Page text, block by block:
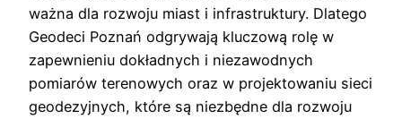
ważna dla rozwoju miast i infrastruktury. Dlatego
Geodeci Poznań odgrywają kluczową rolę w
zapewnieniu dokładnych i niezawodnych
pomiarów terenowych oraz w projektowaniu sieci
geodezyjnych, które są niezbędne dla rozwoju